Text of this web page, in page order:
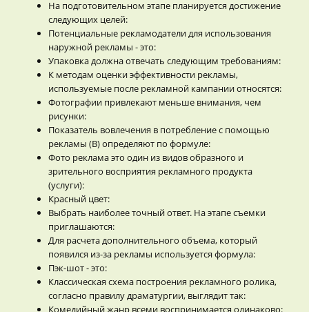
На подготовительном этапе планируется достижение
следующих целей:
Потенциальные рекламодатели для использования
наружной рекламы - это:
Упаковка должна отвечать следующим требованиям:
К методам оценки эффективности рекламы,
используемые после рекламной кампании относятся:
Фотографии привлекают меньше внимания, чем
рисунки:
Показатель вовлечения в потребление с помощью
рекламы (В) определяют по формуле:
Фото реклама это один из видов образного и
зрительного восприятия рекламного продукта
(услуги):
Красный цвет:
Выбрать наиболее точный ответ. На этапе съемки
приглашаются:
Для расчета дополнительного объема, который
появился из-за рекламы используется формула:
Пэк-шот - это:
Классическая схема построения рекламного ролика,
согласно правилу драматургии, выглядит так:
Комедийный жанр всеми воспринимается одинаково: